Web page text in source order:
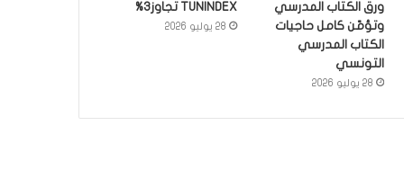
ورق الكتاب المدرسي
وتؤمّن كامل حاجيات
الكتاب المدرسي
التونسي
28 يوليو 2026
TUNINDEX تجاوز3%
28 يوليو 2026